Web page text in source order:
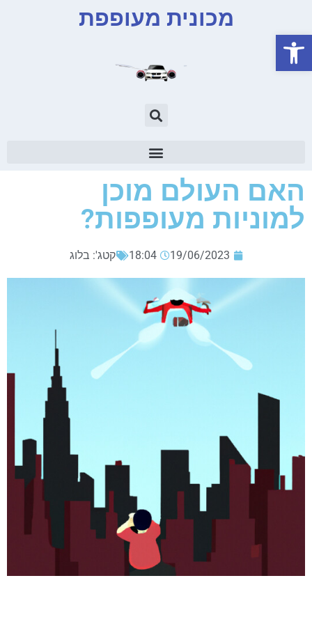
פתח סרגל נגישות
מכונית מעופפת
האם העולם מוכן
למוניות מעופפות?
19/06/2023
18:04 קטג': בלוג